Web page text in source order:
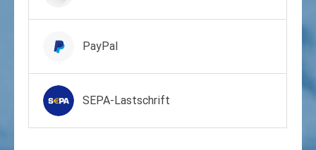
PayPal
SEPA-Lastschrift